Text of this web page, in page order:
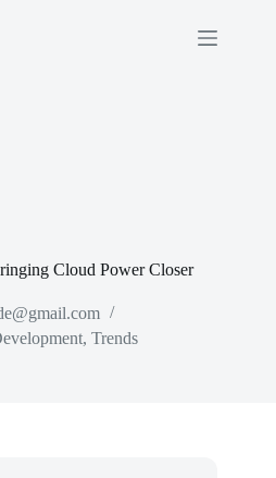
Cloud Power Closer
, Trends